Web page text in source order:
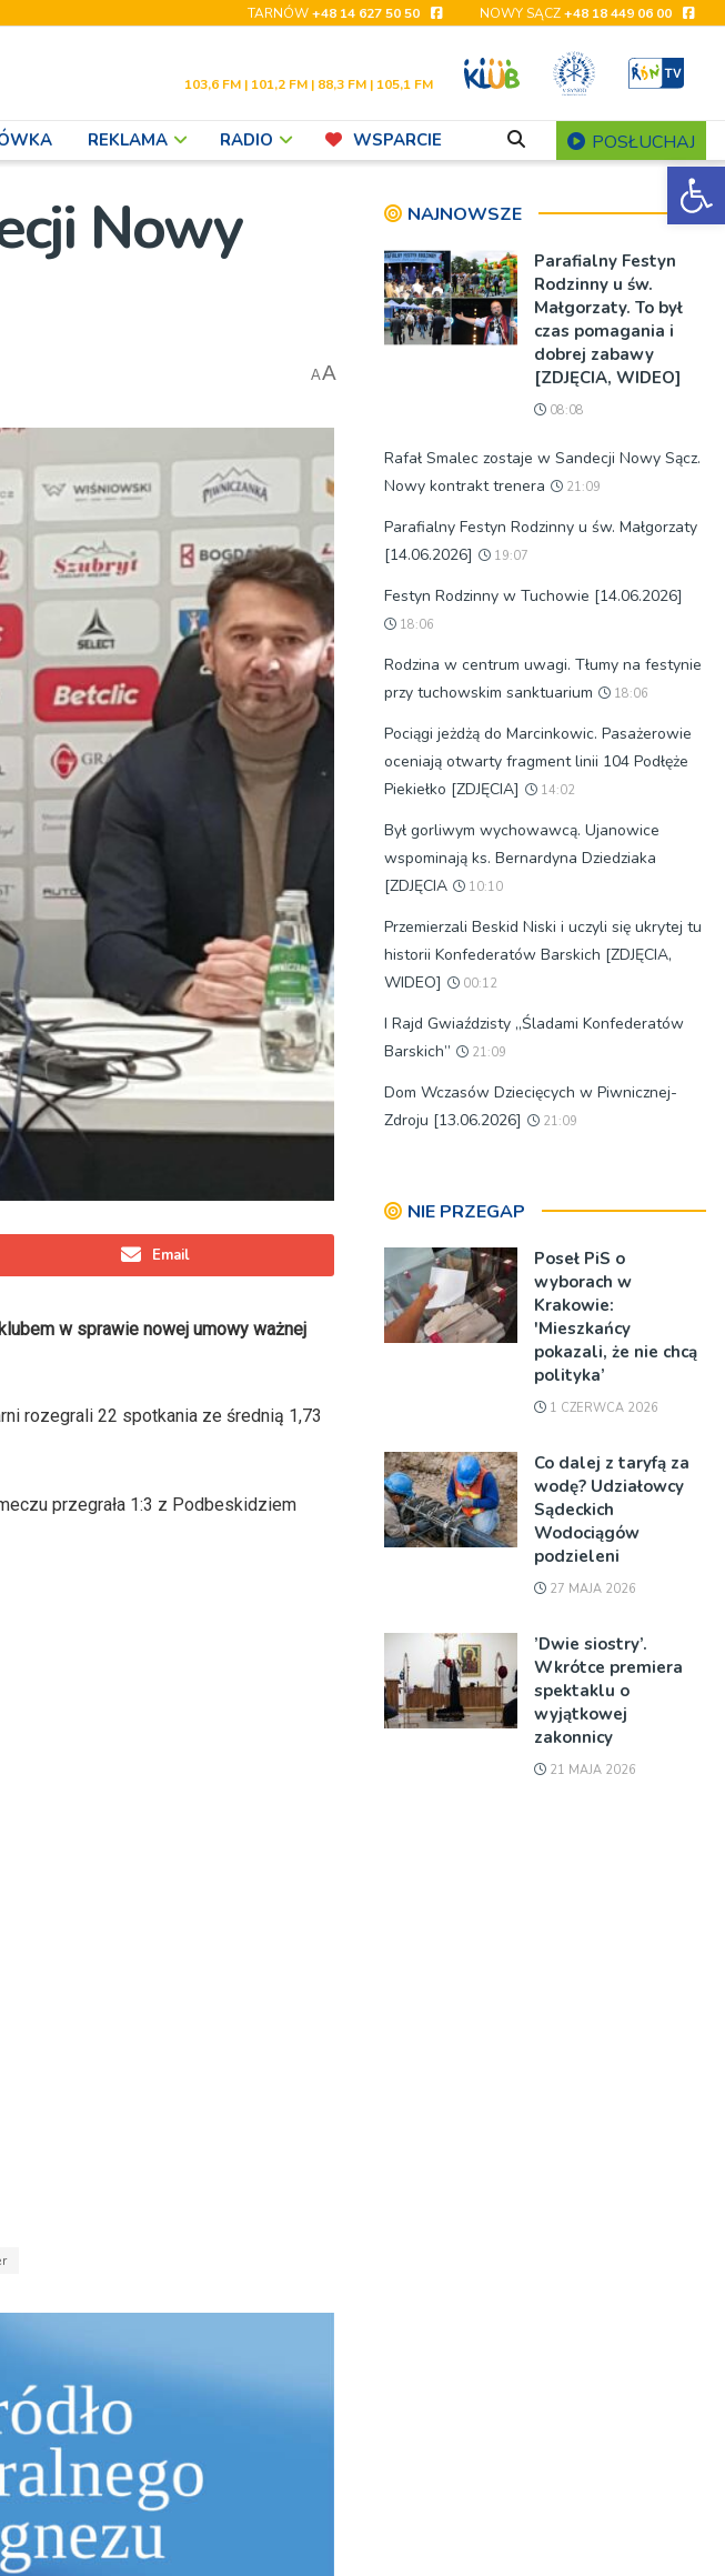
TARNÓW+48 14 627 50 50 NOWY SĄCZ+48 18 449 06 00
103,6 FM | 101,2 FM | 88,3 FM | 105,1 FM
REKLAMA RADIO WSPARCIE POSŁUCHAJ
Nowy
AA
Email
w sprawie nowej umowy ważnej
rozegrali 22 spotkania ze średnią 1,73
przegrała 1:3 z Podbeskidziem
NAJNOWSZE
Parafialny Festyn
Rodzinny u św.
Małgorzaty. To był
czas pomagania i
dobrej zabawy
[ZDJĘCIA, WIDEO]
08:08
Rafał Smalec zostaje w Sandecji Nowy Sącz.
Nowy kontrakt trenera
21:09
Parafialny Festyn Rodzinny u św. Małgorzaty
[14.06.2026]
19:07
Festyn Rodzinny w Tuchowie [14.06.2026]
18:06
Rodzina w centrum uwagi. Tłumy na festynie
przy tuchowskim sanktuarium
18:06
Pociągi jeżdżą do Marcinkowic. Pasażerowie
oceniają otwarty fragment linii 104 Podłęże
Piekiełko [ZDJĘCIA]
14:02
Był gorliwym wychowawcą. Ujanowice
wspominają ks. Bernardyna Dziedziaka
[ZDJĘCIA
10:10
Przemierzali Beskid Niski i uczyli się ukrytej tu
historii Konfederatów Barskich [ZDJĘCIA,
WIDEO]
00:12
I Rajd Gwiaździsty „Śladami Konfederatów
Barskich”
21:09
Dom Wczasów Dziecięcych w Piwnicznej-
Zdroju [13.06.2026]
21:09
NIE PRZEGAP
Poseł PiS o
wyborach w
Krakowie:
'Mieszkańcy
pokazali, że nie chcą
polityka’
1 CZERWCA 2026
Co dalej z taryfą za
wodę? Udziałowcy
Sądeckich
Wodociągów
podzieleni
27 MAJA 2026
’Dwie siostry’.
Wkrótce premiera
spektaklu o
wyjątkowej
zakonnicy
21 MAJA 2026